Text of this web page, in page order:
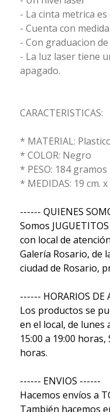
- La cinta metrica es
- Cuenta con
- Con graduacion
- La luz laser tiene
apagado.
CARACTERISTICAS:
* MATERIAL:
* COLOR: Negro
* PESO: 184 gramos
* MEDIDAS: 19 cm.
------ QUIENES
Somos
con local de
Galería Rosario, de
ciudad de Rosario,
------ HORARIOS
Los productos se
en el local, de lunes
15:00 a 19:00 horas,
horas.
------ ENVIOS ------
Hacemos envíos a
También hacemos